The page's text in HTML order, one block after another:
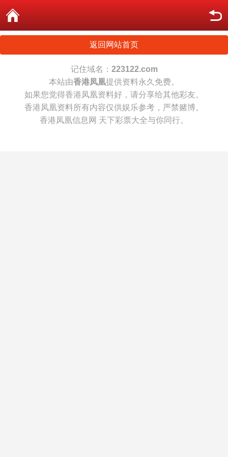
返回网站首页
记住域名： 223122.com
本站由香港凤凰提供资料永久免费。
如果您觉得香港凤凰资料好，请分享给其他彩友。
香港凤凰资料所有内容仅供娱乐参考，严禁赌博。
香港凤凰信息网 天下彩票大全与你同行。